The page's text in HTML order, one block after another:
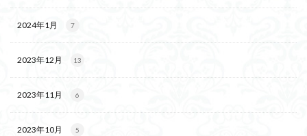
2024年1月 7
2023年12月 13
2023年11月 6
2023年10月 5